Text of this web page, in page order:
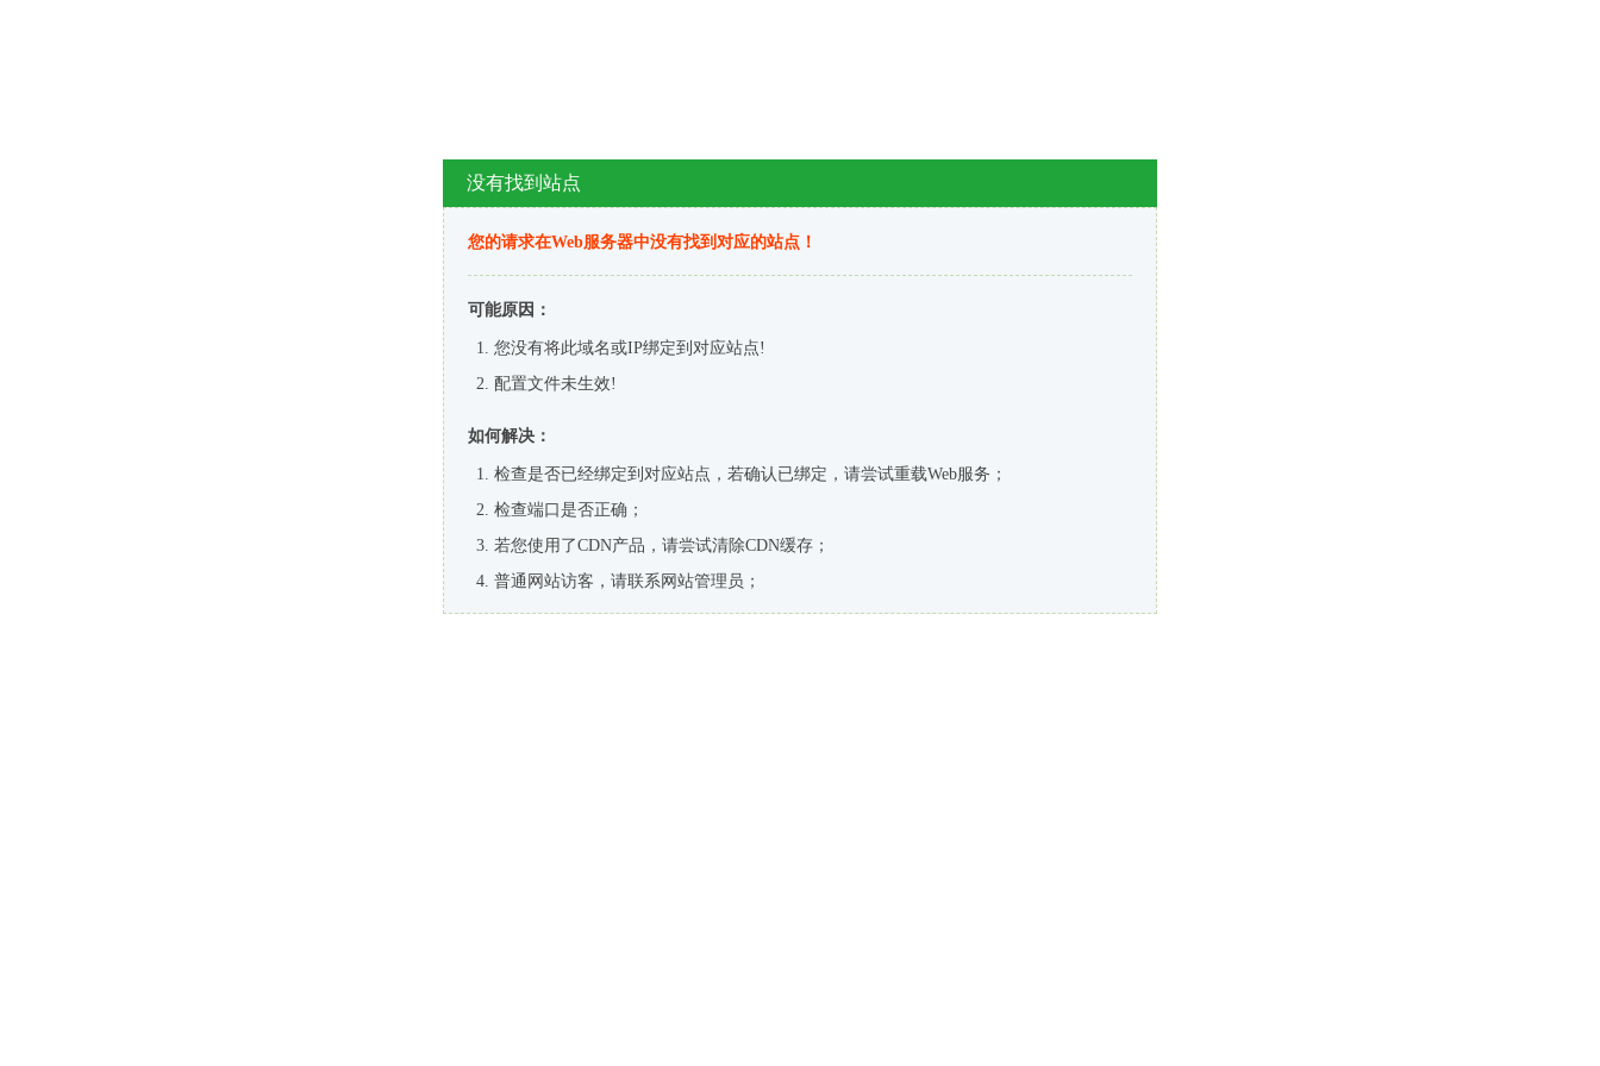
没有找到站点
您的请求在Web服务器中没有找到对应的站点！
可能原因：
您没有将此域名或IP绑定到对应站点!
配置文件未生效!
如何解决：
检查是否已经绑定到对应站点，若确认已绑定，请尝试重载Web服务；
检查端口是否正确；
若您使用了CDN产品，请尝试清除CDN缓存；
普通网站访客，请联系网站管理员；